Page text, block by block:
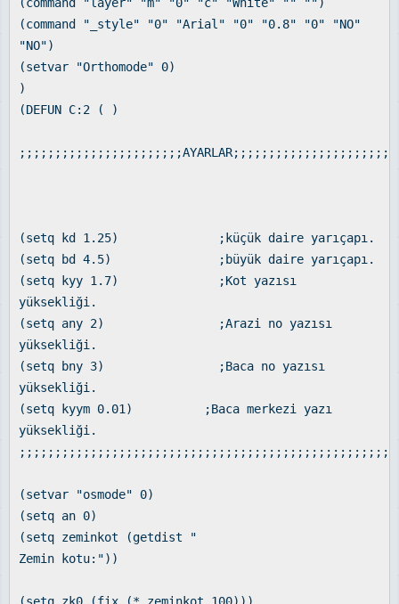
(command "layer" "m" "0" "c" "White" "" "")
(command "_style" "0" "Arial" "0" "0.8" "0" "NO"
"NO")
(setvar "Orthomode" 0)
)
(DEFUN C:2 ( )
(setq kd 1.25) ;küçük daire yarıçapı.
(setq bd 4.5) ;büyük daire yarıçapı.
(setq kyy 1.7) ;Kot yazısı
yüksekliği.
(setq any 2) ;Arazi no yazısı
yüksekliği.
(setq bny 3) ;Baca no yazısı
yüksekliği.
(setq kyym 0.01) ;Baca merkezi yazı
yüksekliği.
(setvar "osmode" 0)
(setq an 0)
(setq zeminkot (getdist "
Zemin kotu:"))